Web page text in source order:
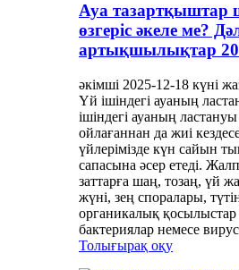
Ауа тазартқыштар
өзгеріс әкеле ме?
артықшылықтар
әкімші 2025-12-18 күні
Үй ішіндегі ауаның
ішіндегі ауаның
ойлағаннан да жиі
үйлерімізде күн сайын
сапасына әсер етеді.
заттарға шаң, тозаң, үй
жүні, зең споралары,
органикалық
бактериялар немесе
Толығырақ оқу